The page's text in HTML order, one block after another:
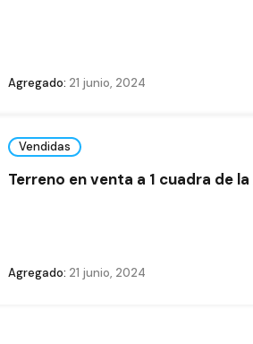
Agregado: 21 junio, 2024
Vendidas
Terreno en venta a 1 cuadra de
Agregado: 21 junio, 2024